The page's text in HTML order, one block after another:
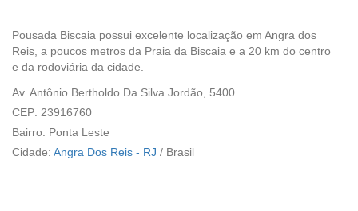
Pousada Biscaia possui excelente localização em Angra dos
Reis, a poucos metros da Praia da Biscaia e a 20 km do centro
e da rodoviária da cidade.
Av. Antônio Bertholdo Da Silva Jordão, 5400
CEP: 23916760
Bairro: Ponta Leste
Cidade: Angra Dos Reis - RJ / Brasil